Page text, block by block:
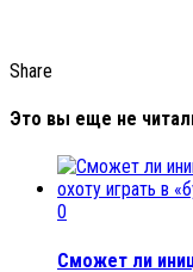
Share
Это вы еще не
0
Сможет ли